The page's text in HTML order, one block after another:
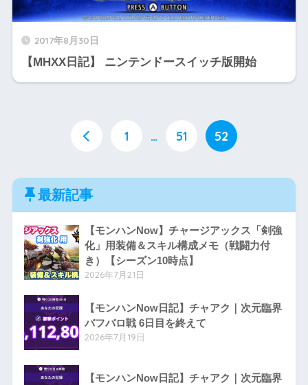
2017年8月30日
【MHXX日記】 ニンテンドースイッチ版開始
1 … 51 52
最新記事
【モンハンNow】チャージアックス「剣強
化」用装備＆スキル構成メモ（戦闘力付
き）【シーズン10時点】
2026年7月21日
【モンハンNow日記】チャアク｜次元臨界
バフバロ戦 6日目を終えて
2026年7月19日
【モンハンNow日記】チャアク｜次元臨界